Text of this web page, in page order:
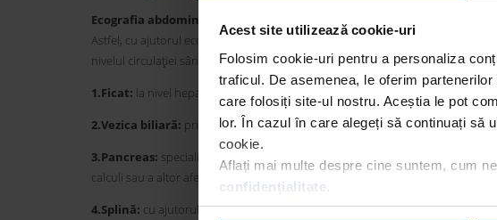
Acest site utilizează cookie-uri
Folosim cookie-uri pentru a personaliza
traficul. De asemenea, le oferim
care folosiți site-ul nostru. Aceștia le pot
lor. În cazul în care alegeți să continuați să
cookie.
Aflați mai multe despre cine suntem, cum
confidențialitate.
Ecografia abdominală
Astfel, cu ajutorul ecografiei abdominale, pot fi observate diverse probleme
nivelul circulației sângelui din zona abdominală:
1.Ficat: la nivel hepatic, pot fi observate și monitorizate creșterile în
2.Vezica biliară: prin ecografie, poate fi pusă în evidență prezența calculilor
3.Pancreas: specialiștii recomandă o ecografie atunci când suspectează
calculi sau a altor afecțiuni.
4.Splină: cu ajutorul ecografiei, medicii evaluează dimensiunea splinei sau